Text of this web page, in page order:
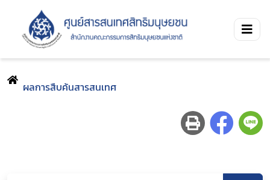
ผลการสืบค้นสารสนเทศ